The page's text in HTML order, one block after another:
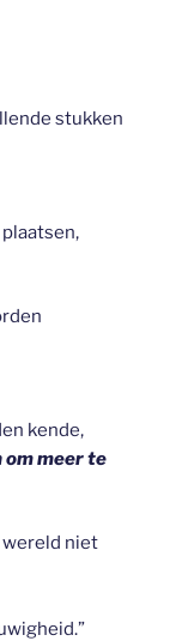
stukken
kende,
om meer te
wereld niet